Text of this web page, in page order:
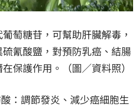
萄糖苷，可幫助肝臟解毒，
氰酸鹽，對預防乳癌、結腸
保護作用。（圖／資料照）
：調節發炎、減少癌細胞生